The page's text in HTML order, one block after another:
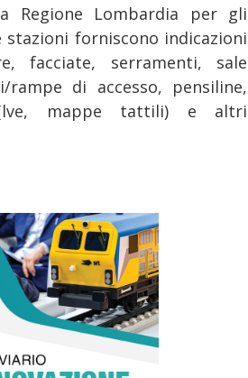
Regione Lombardia per gli
forniscono indicazioni
facciate, serramenti, sale
di accesso, pensiline,
mappe tattili) e altri